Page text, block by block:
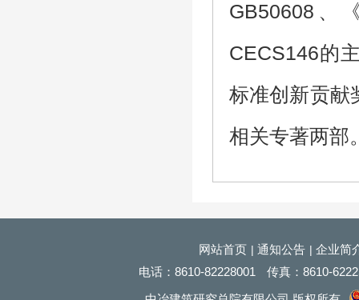
GB50608、
CECS146的
标准创新贡献
相关专著两部
网站首页 |通知公告 |企业简
电话：8610-82228001 传真：8610-